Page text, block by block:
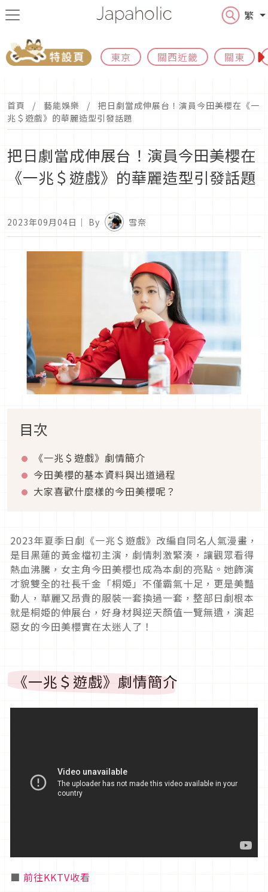
繁
東京 關西近畿 關東
首頁 藝能娛樂
把日劇當成伸展台！演員今田美櫻在《一
兆＄遊戲》的華麗造型引發話題
把日劇當成伸展台！演員今田美櫻在
《一兆＄遊戲》的華麗造型引發話題
2023年09月04日 ｜ By 雪奈
目次
《一兆＄遊戲》劇情簡介
今田美櫻的基本資料與出道過程
大家喜歡什麼樣的今田美櫻呢？
2023年夏季日劇《一兆＄遊戲》改編自同名人氣漫畫，
是目黑蓮的黃金檔初主演，劇情刺激緊湊，讓觀眾看得
熱血沸騰，女主角今田美櫻也成為本劇的亮點。她飾演
才貌雙全的社長千金「桐姫」不僅霸氣十足，更是美豔
動人，華麗又昂貴的服裝一套換過一套，整部日劇根本
就是桐姫的伸展台，好身材與逆天顏值一覽無遺，演起
惡女的今田美櫻實在太迷人了！
《一兆＄遊戲》劇情簡介
■ 前往KKTV收看